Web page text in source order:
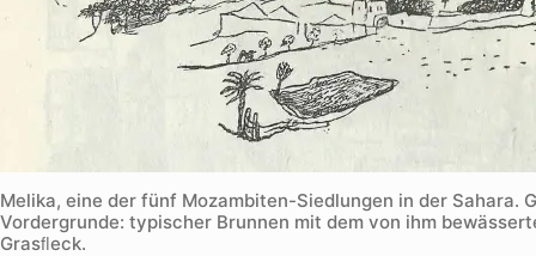
Melika, eine der fünf Mozambiten-Siedlungen in der Sahara.
Vordergrunde: typischer Brunnen mit dem von ihm
Grasﬂeck.